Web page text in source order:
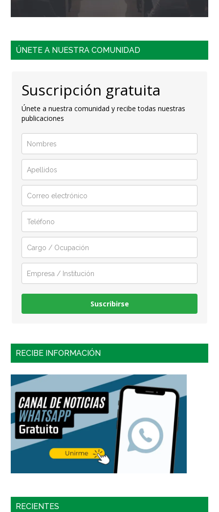
ÚNETE A NUESTRA COMUNIDAD
Suscripción gratuita
Únete a nuestra comunidad y recibe todas nuestras
publicaciones
Suscribirse
RECIBE INFORMACIÓN
RECIENTES